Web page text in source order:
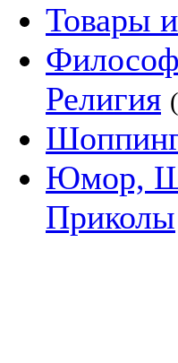
Товары
Религия
Юмор,
Приколы